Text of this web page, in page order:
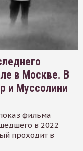
в Москве. В
и Муссолини
фильма
в 2022
проходит в